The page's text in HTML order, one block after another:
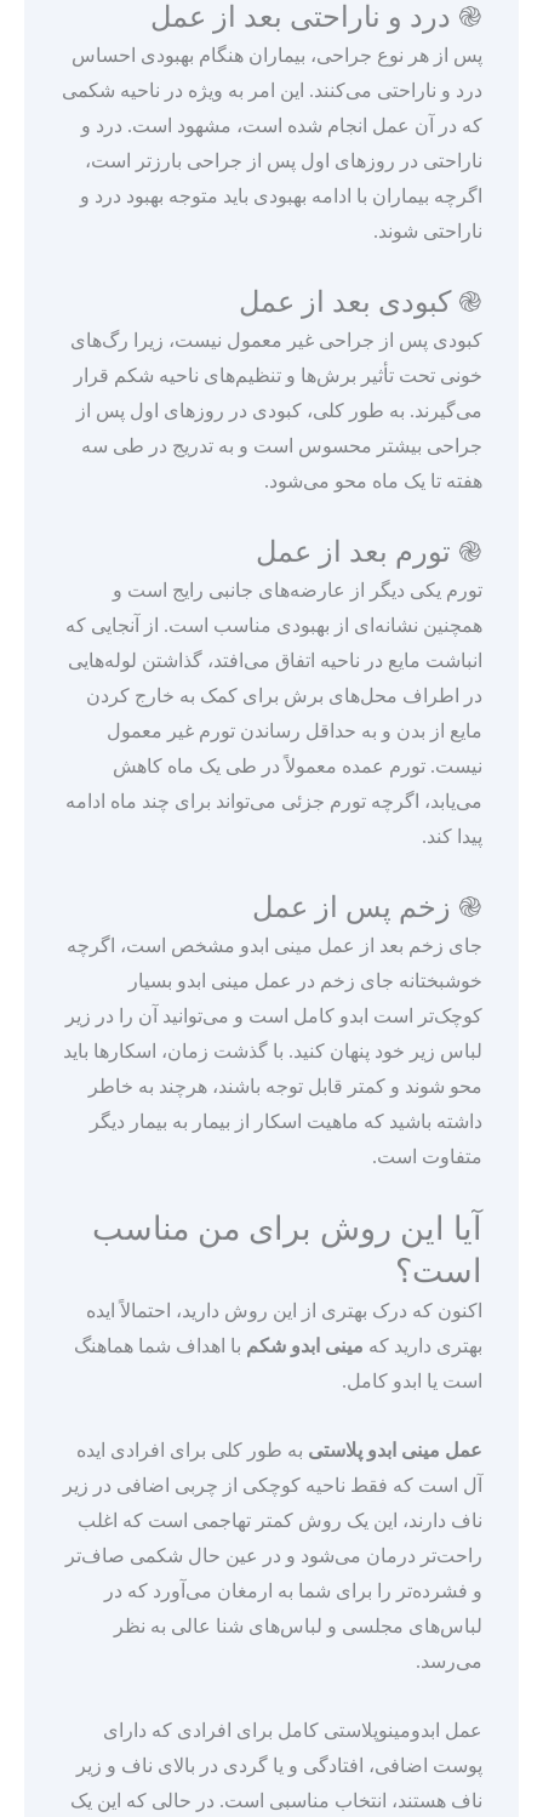
֎ درد و ناراحتی بعد از عمل
پس از هر نوع جراحی، بیماران هنگام بهبودی احساس
درد و ناراحتی می‌کنند. این امر به ویژه در ناحیه شکمی
که در آن عمل انجام شده است، مشهود است. درد و
ناراحتی در روزهای اول پس از جراحی بارزتر است،
اگرچه بیماران با ادامه بهبودی باید متوجه بهبود درد و
ناراحتی شوند.
֎ کبودی بعد از عمل
کبودی پس از جراحی غیر معمول نیست، زیرا رگ‌های
خونی تحت تأثیر برش‌ها و تنظیم‌های ناحیه شکم قرار
می‌گیرند. به طور کلی، کبودی در روزهای اول پس از
جراحی بیشتر محسوس است و به تدریج در طی سه
هفته تا یک ماه محو می‌شود.
֎ تورم بعد از عمل
تورم یکی دیگر از عارضه‌های جانبی رایج است و
همچنین نشانه‌ای از بهبودی مناسب است. از آنجایی که
انباشت مایع در ناحیه اتفاق می‌افتد، گذاشتن لوله‌هایی
در اطراف محل‌های برش برای کمک به خارج کردن
مایع از بدن و به حداقل رساندن تورم غیر معمول
نیست. تورم عمده معمولاً در طی یک ماه کاهش
می‌یابد، اگرچه تورم جزئی می‌تواند برای چند ماه ادامه
پیدا کند.
֎ زخم پس از عمل
جای زخم بعد از عمل مینی ابدو مشخص است، اگرچه
خوشبختانه جای زخم در عمل مینی ابدو بسیار
کوچک‌تر است ابدو کامل است و می‌توانید آن را در زیر
لباس زیر خود پنهان کنید. با گذشت زمان، اسکارها باید
محو شوند و کمتر قابل توجه باشند، هرچند به خاطر
داشته باشید که ماهیت اسکار از بیمار به بیمار دیگر
متفاوت است.
آیا این روش برای من مناسب
است؟
اکنون که درک بهتری از این روش دارید، احتمالاً ایده
بهتری دارید که مینی ابدو شکم با اهداف شما هماهنگ
است یا ابدو کامل.
عمل مینی ابدو پلاستی به طور کلی برای افرادی ایده
آل است که فقط ناحیه کوچکی از چربی اضافی در زیر
ناف دارند، این یک روش کمتر تهاجمی است که اغلب
راحت‌تر درمان می‌شود و در عین حال شکمی صاف‌تر
و فشرده‌تر را برای شما به ارمغان می‌آورد که در
لباس‌های مجلسی و لباس‌های شنا عالی به نظر
می‌رسد.
عمل ابدومینوپلاستی کامل برای افرادی که دارای
پوست اضافی، افتادگی و یا گردی در بالای ناف و زیر
ناف هستند، انتخاب مناسبی است. در حالی که این یک